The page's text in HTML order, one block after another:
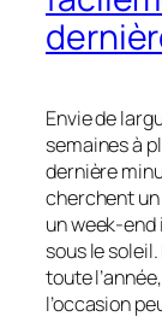
Envie de
semaines à
dernière
cherchent
un week-end
sous le
toute
l’occasion